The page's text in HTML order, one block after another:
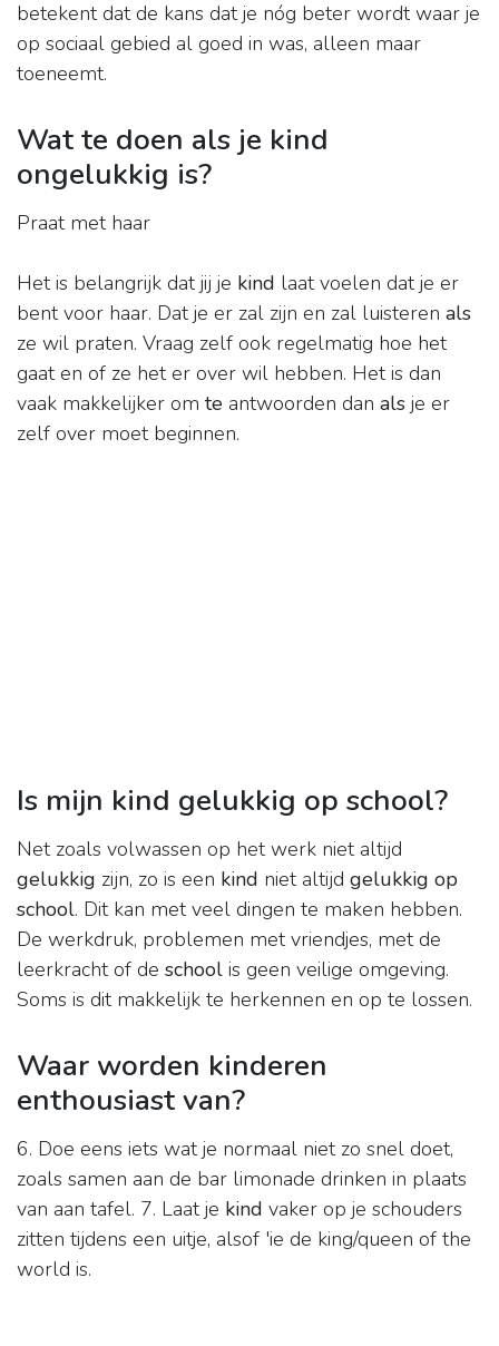
betekent dat de kans dat je nóg beter wordt waar je
op sociaal gebied al goed in was, alleen maar
toeneemt.
Wat te doen als je kind
ongelukkig is?
Praat met haar
Het is belangrijk dat jij je kind laat voelen dat je er
bent voor haar. Dat je er zal zijn en zal luisteren als
ze wil praten. Vraag zelf ook regelmatig hoe het
gaat en of ze het er over wil hebben. Het is dan
vaak makkelijker om te antwoorden dan als je er
zelf over moet beginnen.
Is mijn kind gelukkig op school?
Net zoals volwassen op het werk niet altijd
gelukkig zijn, zo is een kind niet altijd gelukkig op
school. Dit kan met veel dingen te maken hebben.
De werkdruk, problemen met vriendjes, met de
leerkracht of de school is geen veilige omgeving.
Soms is dit makkelijk te herkennen en op te lossen.
Waar worden kinderen
enthousiast van?
6. Doe eens iets wat je normaal niet zo snel doet,
zoals samen aan de bar limonade drinken in plaats
van aan tafel. 7. Laat je kind vaker op je schouders
zitten tijdens een uitje, alsof 'ie de king/queen of the
world is.